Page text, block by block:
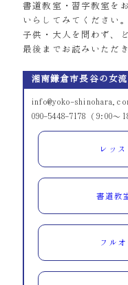
書道教室・習字教室を
いらしてみてください。
子供・大人を問わず、
最後までお読みいただ
湘南鎌倉市長谷の女
info@yoko-
090-5448-7178（9:00
レッ
書道教
フル